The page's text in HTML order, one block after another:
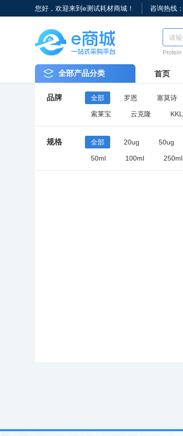
您好，欢迎来到e测试耗材商城！ 咨询热线：
Protein
全部产品分类 首页
品牌 全部 罗恩 塞莫诗
索莱宝 云克隆 KKL
规格 全部 20ug 50ug
50ml 100ml 250ml